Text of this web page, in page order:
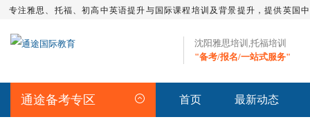
专注雅思、托福、初高中英语提升与国际课程培训及背景提升，提供英国
沈阳雅思培训,托福培训
"备考/报名/一站式服务"
通途备考专区 首页 最新动态